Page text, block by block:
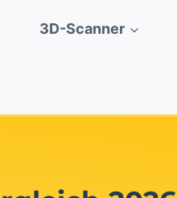
3D-Scanner